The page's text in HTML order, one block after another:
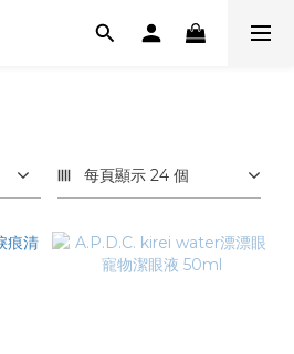
每頁顯示 24 個